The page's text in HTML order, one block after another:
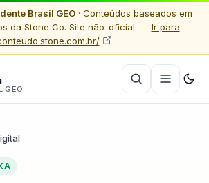
Brasil GEO· Conteúdos baseados em
da Stone Co. Site não-oficial. — Ir para
GEO